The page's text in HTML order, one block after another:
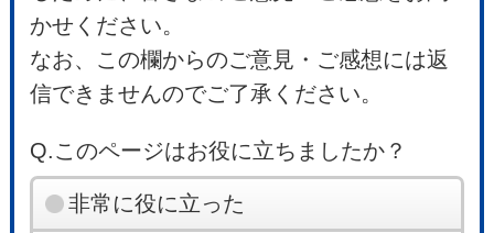
かせください。
なお、この欄からのご意見・ご感想には返
信できませんのでご了承ください。
Q.このページはお役に立ちましたか？
非常に役に立った